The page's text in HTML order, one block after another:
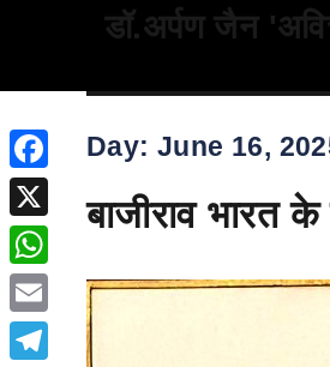
डॉ.अर्पण जैन
Day: June 16,
बाजीराव भारत
Facebook
X
WhatsApp
Email